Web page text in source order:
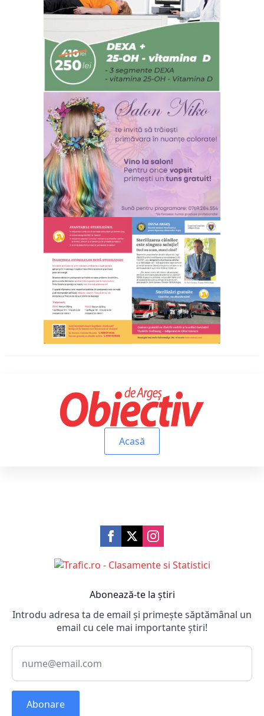
Acasă
Abonează-te la știri
Introdu adresa ta de email și primește săptămânal un
email cu cele mai importante știri!
Abonare